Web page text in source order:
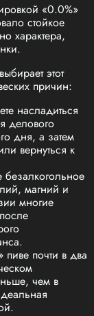
«0.0%»
стойкое
характера,
этот
причин:
насладиться
делового
дня, а затем
вернуться к
безалкогольное
магний и
многие
пиве почти в два
чем в